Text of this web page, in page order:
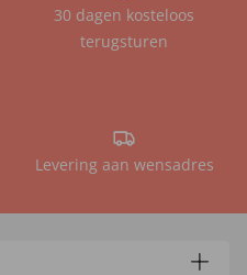
30 dagen kosteloos
terugsturen
Levering aan wensadres